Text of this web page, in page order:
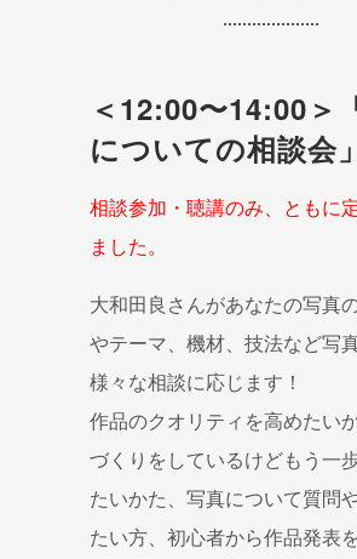
＜12:00〜14:00＞
についての相談会」
相談参加・ 聴講のみ、ともに
ました。
大和田良さんがあなたの写真
やテーマ、機材、技法など写
様々な相談に応じます！
作品のクオリティを高めたい
づくりをしているけどもう一
たいかた、写真について質問
たい方、初心者から作品発表